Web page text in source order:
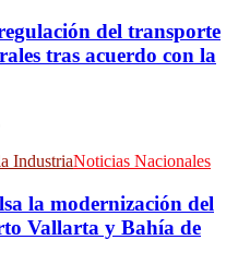
del transporte
tras acuerdo con la
IndustriaNoticias Nacionales
la modernización del
Vallarta y Bahía de